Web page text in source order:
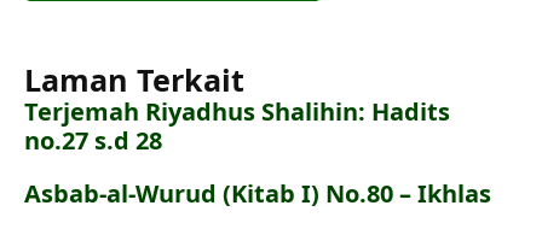
Laman Terkait
Terjemah Riyadhus Shalihin: Hadits
no.27 s.d 28
Asbab-al-Wurud (Kitab I) No.80 – Ikhlas